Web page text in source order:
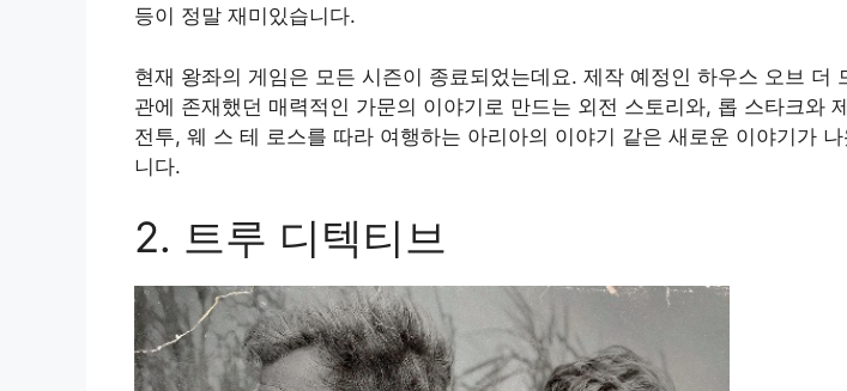
등이 정말 재미있습니다.
현재 왕좌의 게임은 모든 시즌이 종료되었는데요. 제작 예정인 하우스 오브 더
관에 존재했던 매력적인 가문의 이야기로 만드는 외전 스토리와, 롭 스타크와
전투, 웨 스 테 로스를 따라 여행하는 아리아의 이야기 같은 새로운 이야기가
니다.
2. 트루 디텍티브